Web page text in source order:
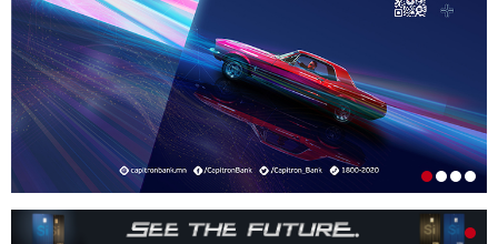
1-р сар. 19, 2026, 10:52 a.m.
ИРГЭДИЙН НЭРИЙН ДАНСНЫ
ХУРИМТЛАЛЫГ НЭГ САЯД ХҮРГЭНЭ
1-р сар. 19, 2026, 10:48 a.m.
ЭНЭ ЖИЛ БҮХ НИЙТЭЭРЭЭ 15 ХОНОГ АМРАХ
НЬ